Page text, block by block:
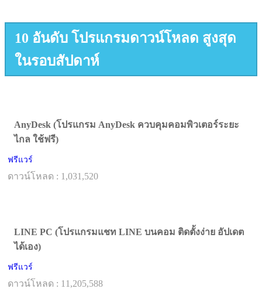
10 อันดับ โปรแกรมดาวน์โหลด สูงสุด
ในรอบสัปดาห์
AnyDesk (โปรแกรม AnyDesk ควบคุมคอมพิวเตอร์ระยะ
ไกล ใช้ฟรี)
ฟรีแวร์
ดาวน์โหลด : 1,031,520
LINE PC (โปรแกรมแชท LINE บนคอม ติดตั้งง่าย อัปเดต
ได้เอง)
ฟรีแวร์
ดาวน์โหลด : 11,205,588